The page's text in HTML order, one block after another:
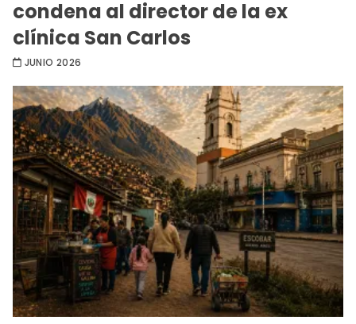
condena al director de la ex
clínica San Carlos
JUNIO 2026